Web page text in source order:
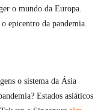
o mundo da Europa.
epicentro da pandemia.
o sistema da Ásia
Estados asiáticos